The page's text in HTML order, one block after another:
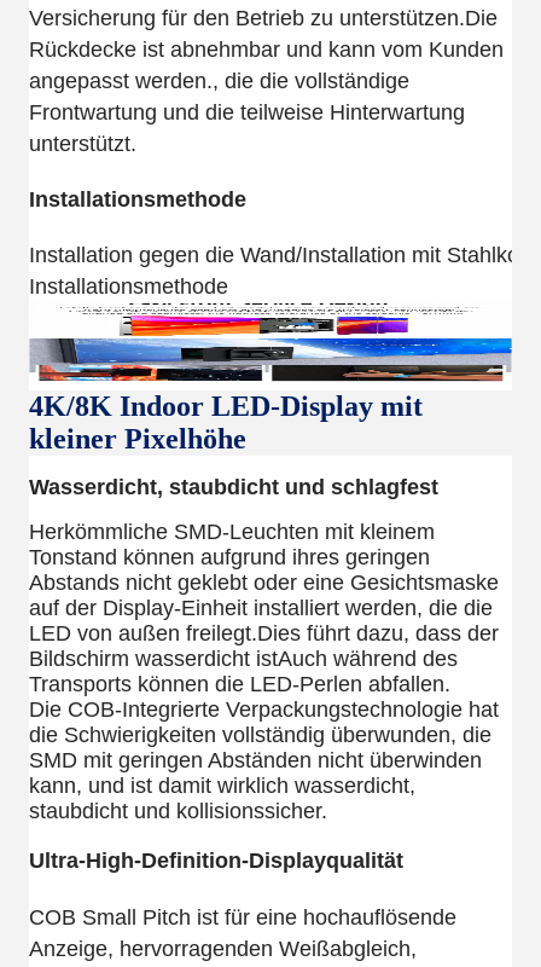
Versicherung für den Betrieb zu unterstützen.Die
Rückdecke ist abnehmbar und kann vom Kunden
angepasst werden., die die vollständige
Frontwartung und die teilweise Hinterwartung
unterstützt.
Installationsmethode
Installation gegen die Wand/Installation mit
Installationsmethode
4K/8K Indoor LED-Display mit
kleiner Pixelhöhe
Wasserdicht, staubdicht und schlagfest
Herkömmliche SMD-Leuchten mit kleinem
Tonstand können aufgrund ihres geringen
Abstands nicht geklebt oder eine Gesichtsmaske
auf der Display-Einheit installiert werden, die die
LED von außen freilegt.Dies führt dazu, dass der
Bildschirm wasserdicht istAuch während des
Transports können die LED-Perlen abfallen.
Die COB-Integrierte Verpackungstechnologie hat
die Schwierigkeiten vollständig überwunden, die
SMD mit geringen Abständen nicht überwinden
kann, und ist damit wirklich wasserdicht,
staubdicht und kollisionssicher.
Ultra-High-Definition-Displayqualität
COB Small Pitch ist für eine hochauflösende
Anzeige, hervorragenden Weißabgleich,